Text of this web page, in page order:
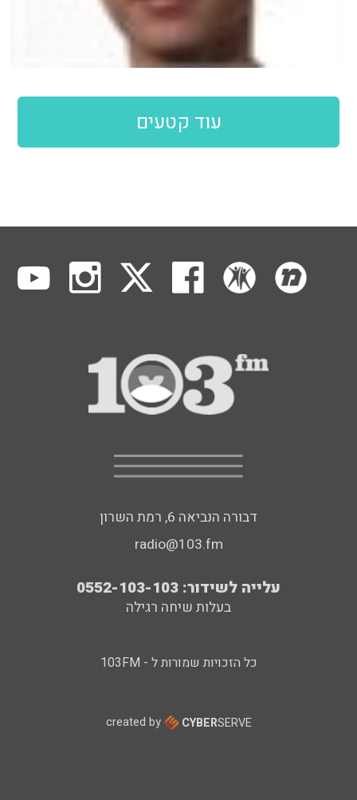
עוד קטעים
דבורה הנביאה 6, רמת השרון
radio@103.fm
עלייה לשידור: 0552-103-103
בעלות שיחה רגילה
כל הזכויות שמורות ל - 103FM
created by CYBERSERVE